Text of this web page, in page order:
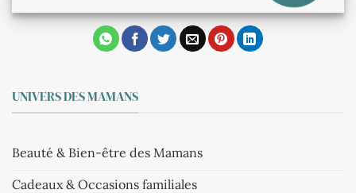
UNIVERS DES MAMANS
Beauté & Bien-être des Mamans
Cadeaux & Occasions familiales